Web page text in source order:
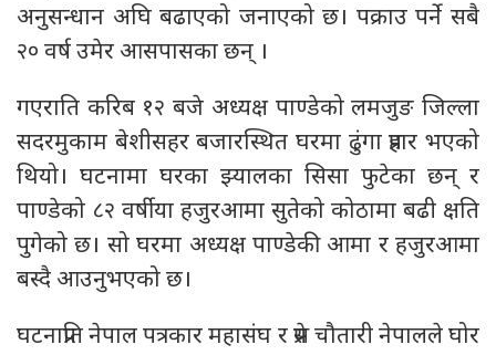
अनुसन्धान अघि बढाएको जनाएको छ। पक्राउ पर्ने सबै
२० वर्ष उमेर आसपासका छन् ।
गएराति करिब १२ बजे अध्यक्ष पाण्डेको लमजुङ जिल्ला
सदरमुकाम बेशीसहर बजारस्थित घरमा ढुंगा प्रहार भएको
थियो। घटनामा घरका झ्यालका सिसा फुटेका छन् र
पाण्डेको ८२ वर्षीया हजुरआमा सुतेको कोठामा बढी क्षति
पुगेको छ। सो घरमा अध्यक्ष पाण्डेकी आमा र हजुरआमा
बस्दै आउनुभएको छ।
घटनाप्रति नेपाल पत्रकार महासंघ र प्रेस चौतारी नेपालले घोर